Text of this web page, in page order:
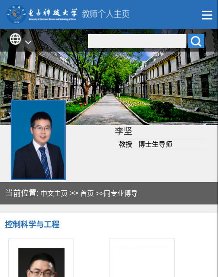
李坚
教授 博士生导师
当前位置: 中文主页 >>首页 >>同专业博导
控制科学与工程